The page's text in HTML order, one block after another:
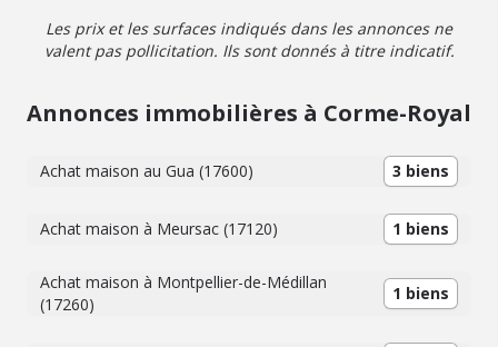
porte de 90), équipée de portes et baies vitrées à
galandage, de store banne motorisé, de moustiquaires,
jardin paysagé, sa fibre installée sans oublier son alarme.
Les informations sur les risques auxquels ce bien est
http://www.georisques.gouv.fr
Les prix et les surfaces indiqués dans les annonces ne
valent pas pollicitation. Ils sont donnés à titre indicatif.
Annonces immobilières à Corme-Royal
Achat maison au Gua (17600) 3 biens
Achat maison à Meursac (17120) 1 biens
Achat maison à Montpellier-de-Médillan
(17260)
1 biens